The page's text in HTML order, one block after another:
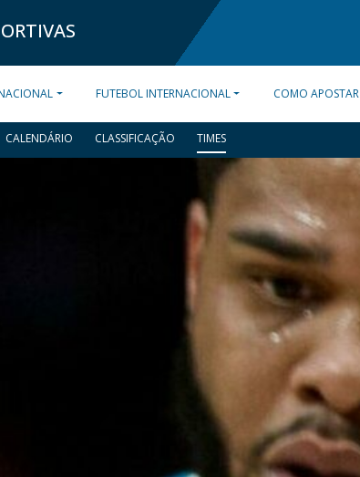
FUTEBOL INTERNACIONAL COMO APOSTAR
CALENDÁRIO CLASSIFICAÇÃO TIMES